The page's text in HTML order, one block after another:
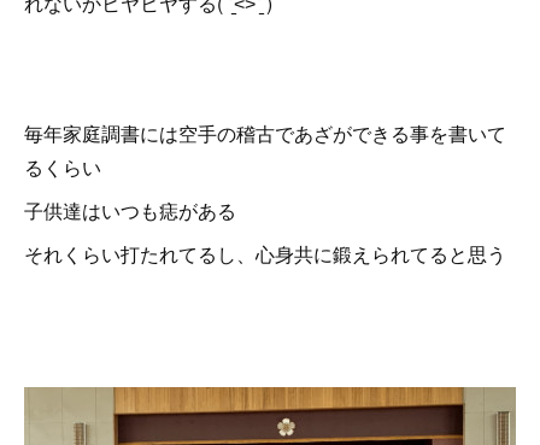
毎年家庭調書には空手の稽古であざができる事を書いて
るくらい
子供達はいつも痣がある
それくらい打たれてるし、心身共に鍛えられてると思う